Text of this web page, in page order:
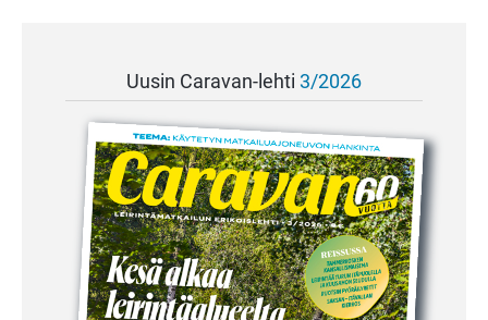
Uusin Caravan-lehti 3/2026